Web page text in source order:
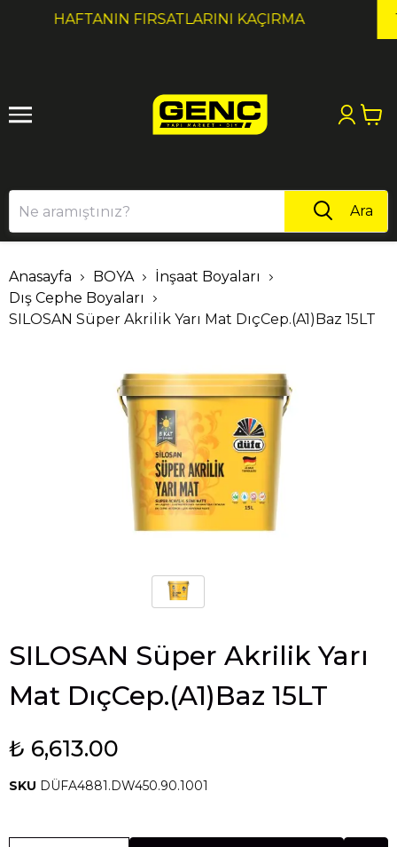
1000₺ ÜZERI ALIŞVERIŞLERDE KARGO ÜCRETSİZ!
1 2
Ara
Anasayfa BOYA
İnşaat Boyaları
Dış Cephe Boyaları
SILOSAN Süper Akrilik Yarı Mat DıçCep.(A1)Baz 15LT
SILOSAN Süper Akrilik Yarı
Mat DıçCep.(A1)Baz 15LT
₺ 6,613.00
SKU DÜFA4881.DW450.90.1001